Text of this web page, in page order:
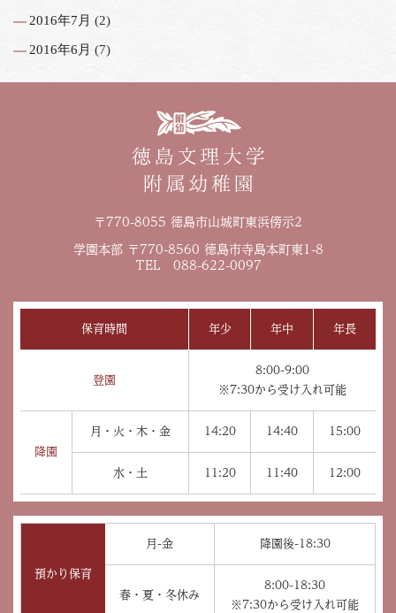
2016年7月 (2)
2016年6月 (7)
〒770-8055 徳島市山城町東浜傍示2
学園本部 〒770-8560 徳島市寺島本町東1-8
TEL 088-622-0097
保育時間 年少 年中 年長
登園
8:00-9:00
※7:30から受け入れ可能
降園
月・火・木・金 14:20 14:40 15:00
水・土 11:20 11:40 12:00
預かり保育
月-金 降園後-18:30
春・夏・冬休み
8:00-18:30
※7:30から受け入れ可能